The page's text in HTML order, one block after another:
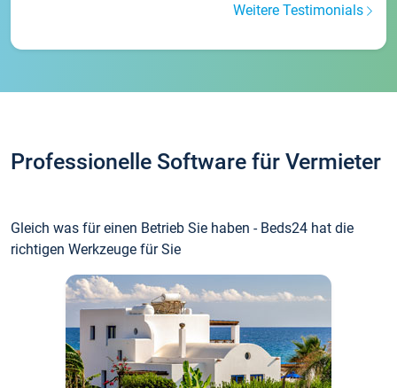
Weitere Testimonials
Professionelle Software für Vermieter
Gleich was für einen Betrieb Sie haben - Beds24 hat die
richtigen Werkzeuge für Sie